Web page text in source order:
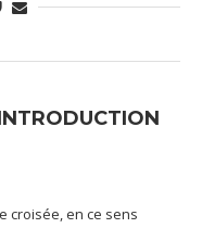
croisée, en ce sens